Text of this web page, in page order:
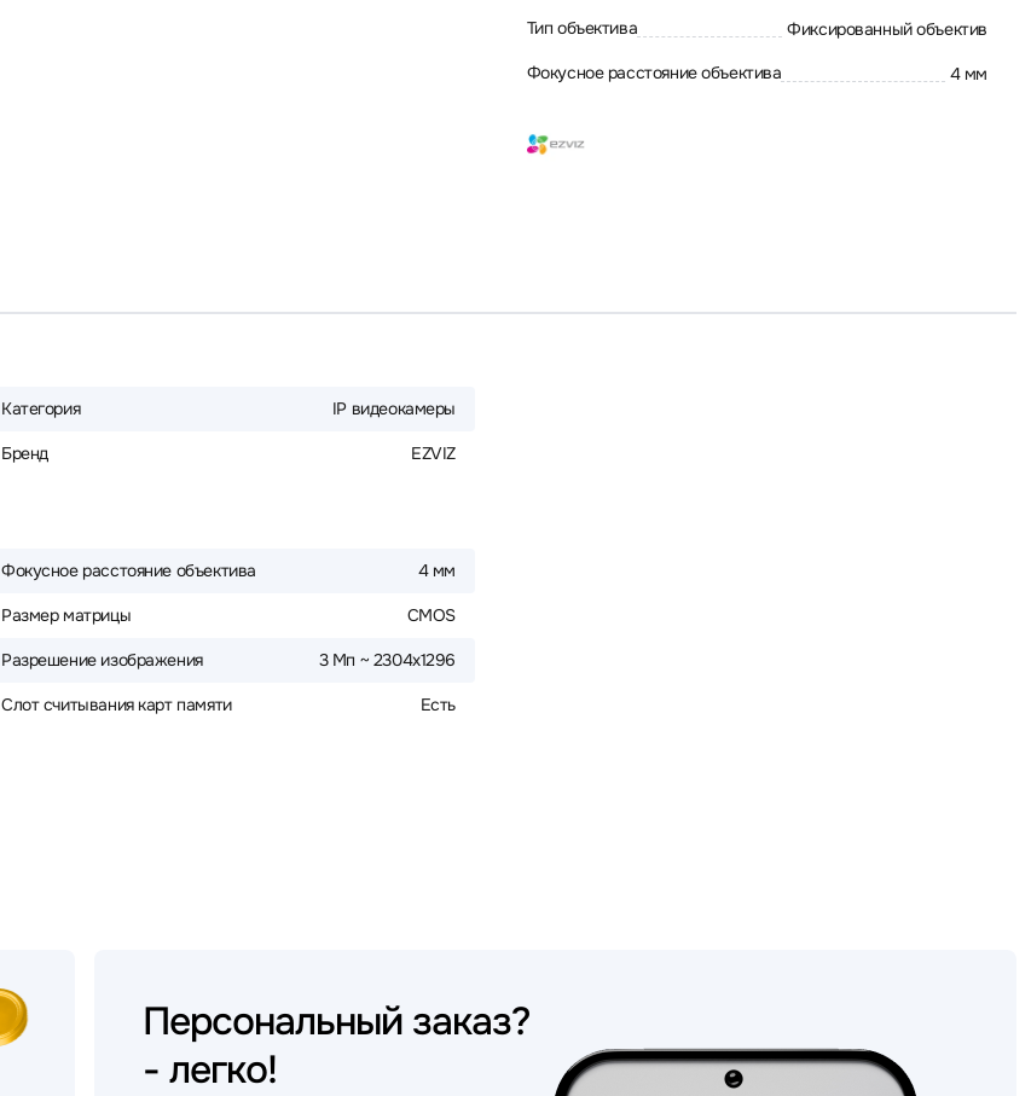
Тип объектива Фиксированный объектив
Фокусное расстояние объектива 4 мм
Категория IP видеокамеры
Бренд EZVIZ
Фокусное расстояние объектива 4 мм
Размер матрицы CMOS
Разрешение изображения 3 Мп ~ 2304x1296
Слот считывания карт памяти Есть
Персональный заказ?
- легко!